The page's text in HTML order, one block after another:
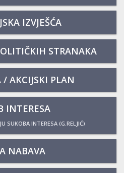
IZVJEŠĆA
STRANAKA
/ AKCIJSKI PLAN
INTERESA
SUKOBA INTERESA (G.RELJIĆ)
NABAVA